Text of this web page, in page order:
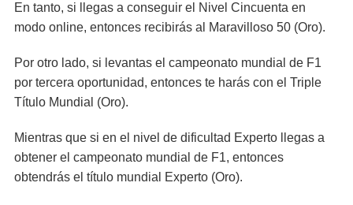
En tanto, si llegas a conseguir el Nivel Cincuenta en
modo online, entonces recibirás al Maravilloso 50 (Oro).
Por otro lado, si levantas el campeonato mundial de F1
por tercera oportunidad, entonces te harás con el Triple
Título Mundial (Oro).
Mientras que si en el nivel de dificultad Experto llegas a
obtener el campeonato mundial de F1, entonces
obtendrás el título mundial Experto (Oro).